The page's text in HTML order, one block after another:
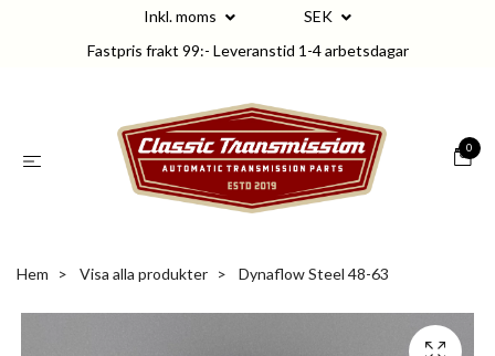
Inkl. moms
SEK
Fastpris frakt 99:- Leveranstid 1-4 arbetsdagar
0
Hem Visa alla produkter Dynaflow Steel 48-63